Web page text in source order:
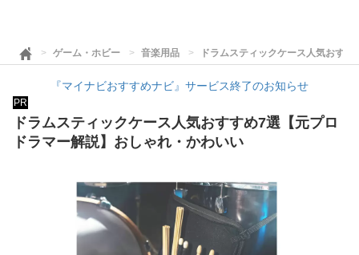
ゲーム・ホビー 音楽用品 ドラムスティックケース人気おす
『マイナビおすすめナビ』サービス終了のお知らせ
PR
ドラムスティックケース人気おすすめ7選【元プロ
ドラマー解説】おしゃれ・かわいい